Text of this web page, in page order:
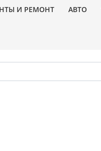
И РЕМОНТ АВТО